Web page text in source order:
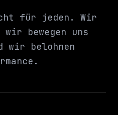
für jeden. Wir
bewegen uns
wir belohnen